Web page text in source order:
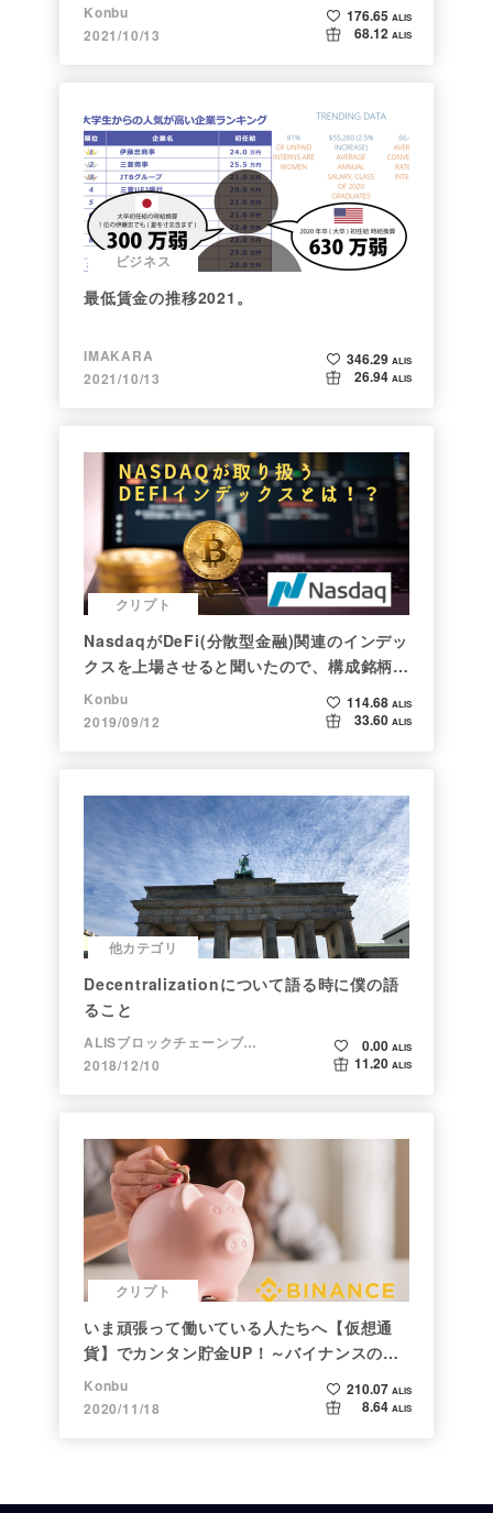
Konbu
2021/10/13
176.65 ALIS
68.12 ALIS
ビジネス
最低賃金の推移2021。
IMAKARA
2021/10/13
346.29 ALIS
26.94 ALIS
クリプト
NasdaqがDeFi(分散型金融)関連のインデッ
クスを上場させると聞いたので、構成銘柄を
調べてみた
Konbu
2019/09/12
114.68 ALIS
33.60 ALIS
他カテゴリ
Decentralizationについて語る時に僕の語
ること
ALISブロックチェーンブログ
2018/12/10
0.00 ALIS
11.20 ALIS
クリプト
いま頑張って働いている人たちへ【仮想通
貨】でカンタン貯金UP！～バイナンスの使
い方初心者編～
Konbu
2020/11/18
210.07 ALIS
8.64 ALIS